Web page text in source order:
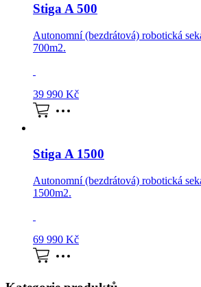
Stiga A 500
Autonomní (bezdrátová) robotická
700m2.
39 990 Kč
Stiga A 1500
Autonomní (bezdrátová) robotická
1500m2.
69 990 Kč